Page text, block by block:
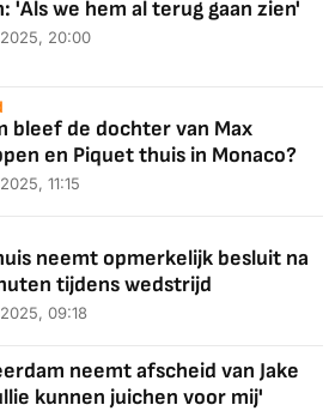
'Als we hem al terug gaan zien'
20:00
bleef de dochter van Max
en Piquet thuis in Monaco?
11:15
neemt opmerkelijk besluit na
tijdens wedstrijd
09:18
neemt afscheid van Jake
kunnen juichen voor mij'